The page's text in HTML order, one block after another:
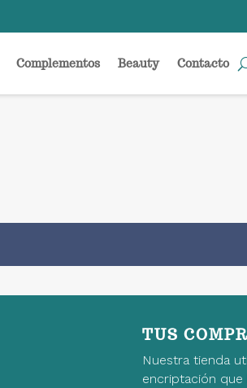
Complementos Beauty Contacto
TUS
Nuestra tienda
encriptación